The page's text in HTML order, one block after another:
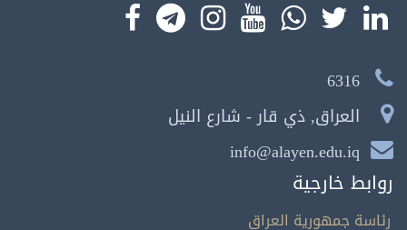
6316
العراق, ذي قار - شارع النيل
info@alayen.edu.iq
روابط خارجية
رئاسة جمهورية العراق